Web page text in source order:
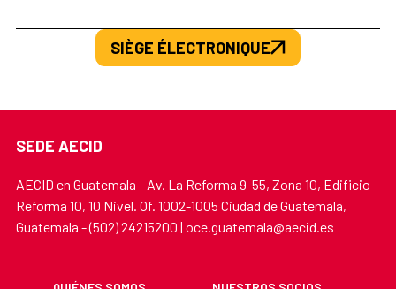
SIÈGE ÉLECTRONIQUE
SEDE AECID
AECID en Guatemala - Av. La Reforma 9-55, Zona 10, Edificio
Reforma 10, 10 Nivel. Of. 1002-1005 Ciudad de Guatemala,
Guatemala - (502) 24215200 | oce.guatemala@aecid.es